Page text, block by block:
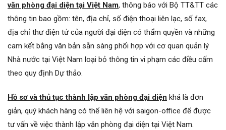
văn phòng đại diện tại Việt Nam, thông báo với Bộ TT&TT các
thông tin bao gồm: tên, địa chỉ, số điện thoại liên lạc, số fax,
địa chỉ thư điện tử của người đại diện có thẩm quyền và những
cam kết bằng văn bản sẵn sàng phối hợp với cơ quan quản lý
Nhà nước tại Việt Nam loại bỏ thông tin vi phạm các điều cấm
theo quy định Dự thảo.
Hồ sơ và thủ tục thành lập văn phòng đại diện khá là đơn
giản, quý khách hàng có thể liên hệ với saigon-office để được
tư vấn về việc thành lập văn phòng đại diện tại Việt Nam.